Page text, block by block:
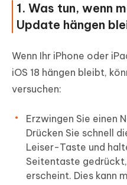
1. Was tun, wenn
Update hängen
Wenn Ihr iPhone oder
iOS 18 hängen bleibt,
versuchen:
Erzwingen Sie einen
Drücken Sie schnell
Leiser-Taste und
Seitentaste
erscheint. Dies kann